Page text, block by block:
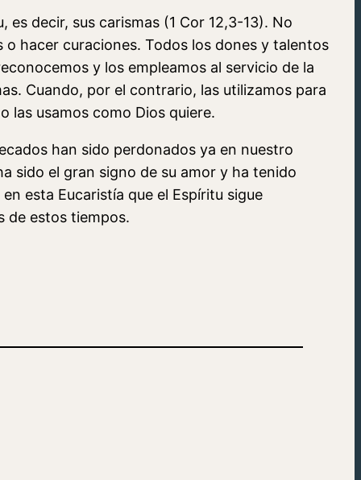
decir, sus carismas (1 Cor 12,3-13). No
hacer curaciones. Todos los dones y talentos
y los empleamos al servicio de la
Cuando, por el contrario, las utilizamos para
las usamos como Dios quiere.
han sido perdonados ya en nuestro
sido el gran signo de su amor y ha tenido
esta Eucaristía que el Espíritu sigue
de estos tiempos.